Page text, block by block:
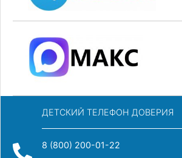
ДЕТСКИЙ ТЕЛЕФОН ДОВЕРИЯ
8 (800) 200-01-22